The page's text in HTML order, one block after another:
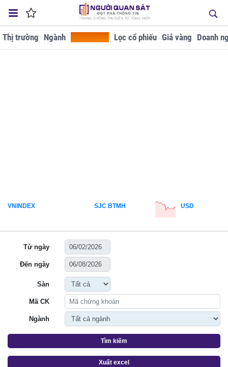
Thị trường Ngành Lọc cổ phiếu Giá vàng Doanh
VNINDEX SJC BTMH USD
Từ ngày
Đến ngày
Sàn
Mã CK
Ngành
Tìm kiếm
Xuất excel